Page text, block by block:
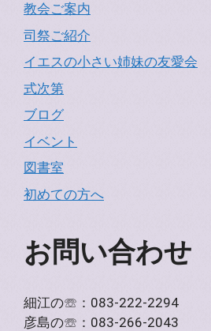
教会ご案内
司祭ご紹介
イエスの小さい姉妹の友愛会
式次第
ブログ
イベント
図書室
初めての方へ
お問い合わせ
細江の☏：083-222-2294
彦島の☏：083-266-2043